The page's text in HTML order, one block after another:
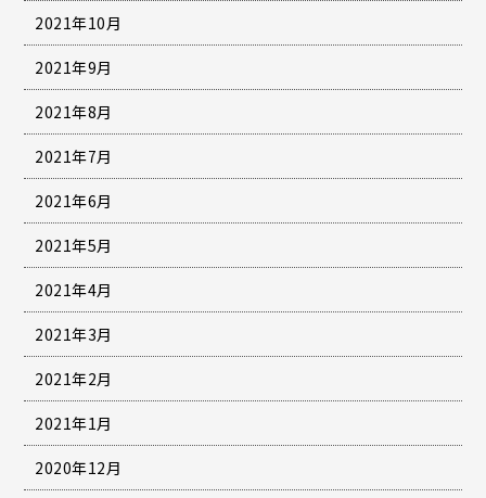
2021年10月
2021年9月
2021年8月
2021年7月
2021年6月
2021年5月
2021年4月
2021年3月
2021年2月
2021年1月
2020年12月